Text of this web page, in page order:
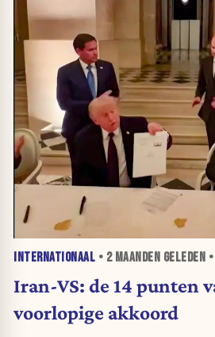
INTERNATIONAAL • 2 MAANDEN GELEDEN
Iran-VS: de 14 punten
voorlopige akkoord